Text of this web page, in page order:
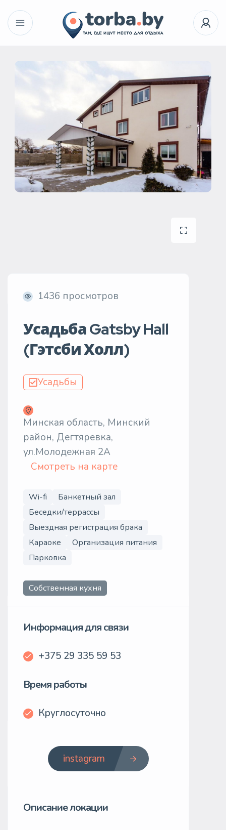
1436 просмотров
Усадьба Gatsby Hall
(Гэтсби Холл)
Усадьбы
Минская область, Минский
район, Дегтяревка,
ул.Молодежная 2А
Смотреть на карте
Wi-fi
Банкетный зал
Беседки/террассы
Выездная регистрация брака
Караоке
Организация питания
Парковка
Собственная кухня
Информация для связи
+375 29 335 59 53
Время работы
Круглосуточно
instagram
Описание локации